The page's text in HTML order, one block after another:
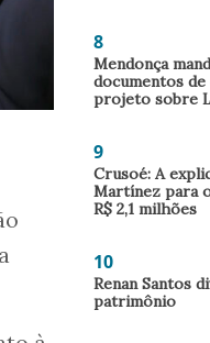
8
Mendonça
documentos
projeto sobre
9
Crusoé: A
Martínez para
R$ 2,1 milhões
10
Renan Santos
patrimônio